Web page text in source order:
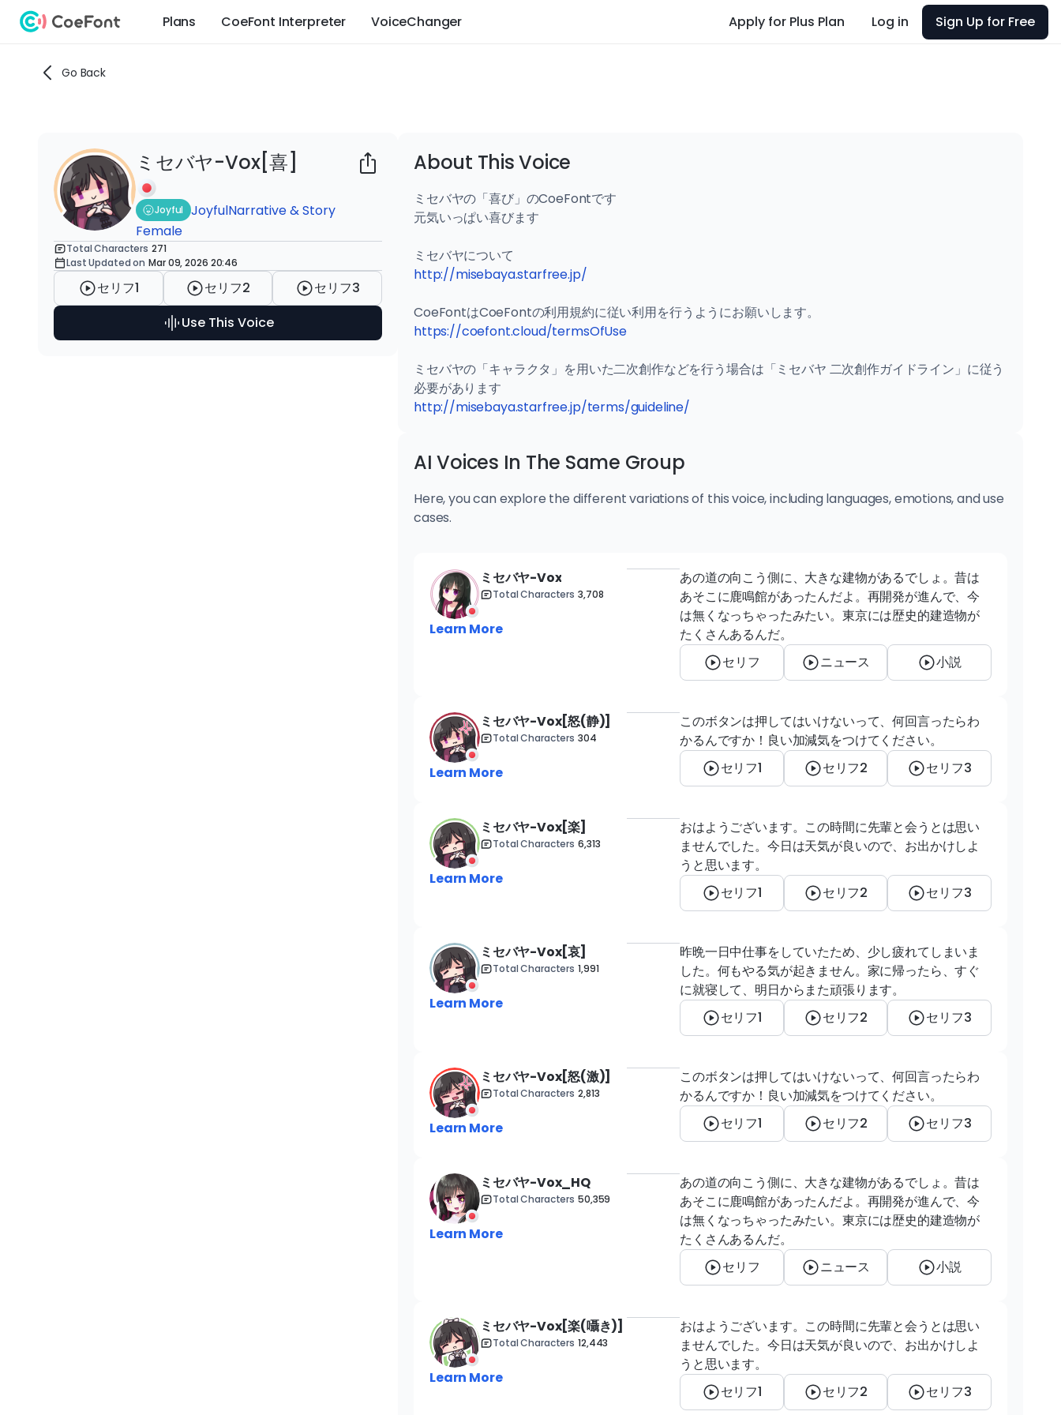
Plans CoeFont Interpreter VoiceChanger Apply for Plus Plan Log in Sign Up for Free
Go Back
ミセバヤ-Vox[喜]
Joyful JoyfulNarrative & Story
Female
Total Characters 271
Last Updated on Mar 09, 2026 20:46
セリフ1 セリフ2
セリフ3
Use This Voice
About This Voice
ミセバヤの「喜び」のCoeFontです
元気いっぱい喜びます
http://misebaya.starfree.jp/
https://coefont.cloud/termsOfUse
ミセバヤの「キャラクタ」を用いた二次創作などを行う場合は「ミセバヤ 二次創作ガイドライン」に従う
http://misebaya.starfree.jp/terms/guideline/
AI Voices In The Same Group
Here, you can explore the different variations of this voice, including languages, emotions, and use
cases.
ミセバヤ-Vox
Total Characters 3,708
Learn More
あの道の向こう側に、大きな建物があるでしょ。昔は
あそこに鹿鳴館があったんだよ。再開発が進んで、今
は無くなっちゃったみたい。東京には歴史的建造物が
たくさんあるんだ。
セリフ
ニュース 小説
ミセバヤ-Vox[怒(静)]
Total Characters 304
Learn More
このボタンは押してはいけないって、何回言ったらわ
かるんですか！良い加減気をつけてください。
セリフ1
セリフ2 セリフ3
ミセバヤ-Vox[楽]
Total Characters 6,313
Learn More
おはようございます。この時間に先輩と会うとは思い
ませんでした。今日は天気が良いので、お出かけしよ
うと思います。
セリフ1
セリフ2 セリフ3
ミセバヤ-Vox[哀]
Total Characters 1,991
Learn More
昨晩一日中仕事をしていたため、少し疲れてしまいま
した。何もやる気が起きません。家に帰ったら、すぐ
に就寝して、明日からまた頑張ります。
セリフ1
セリフ2 セリフ3
ミセバヤ-Vox[怒(激)]
Total Characters 2,813
Learn More
このボタンは押してはいけないって、何回言ったらわ
かるんですか！良い加減気をつけてください。
セリフ1
セリフ2 セリフ3
ミセバヤ-Vox_HQ
Total Characters 50,359
Learn More
あの道の向こう側に、大きな建物があるでしょ。昔は
あそこに鹿鳴館があったんだよ。再開発が進んで、今
は無くなっちゃったみたい。東京には歴史的建造物が
たくさんあるんだ。
セリフ
ニュース 小説
ミセバヤ-Vox[楽(囁き)]
Total Characters 12,443
Learn More
おはようございます。この時間に先輩と会うとは思い
ませんでした。今日は天気が良いので、お出かけしよ
うと思います。
セリフ1
セリフ2 セリフ3